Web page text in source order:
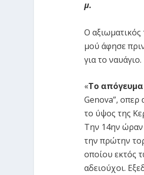
μ.
Ο
μού άφησε
για το ναυάγιο.
«Το απόγευμα
Genova”, οπερ
το ύψος της
Την 14ην ώραν
την πρώτην
οποίου εκτός
αδειούχοι.